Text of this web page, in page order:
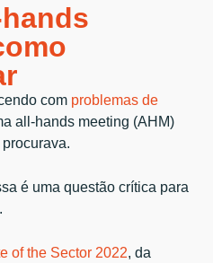
com problemas de
all-hands meeting (AHM)
é uma questão crítica para
of the Sector 2022, da